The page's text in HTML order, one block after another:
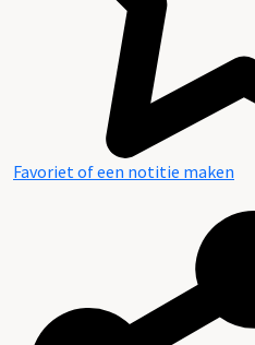
Favoriet of een notitie maken